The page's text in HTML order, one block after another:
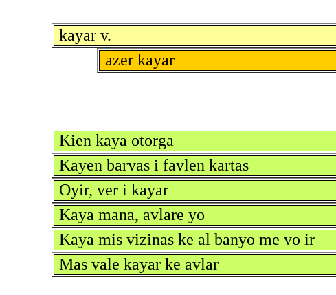
kayar v.
azer kayar
Kien kaya otorga
Kayen barvas i favlen kartas
Oyir, ver i kayar
Kaya mana, avlare yo
Kaya mis vizinas ke al banyo me vo ir
Mas vale kayar ke avlar